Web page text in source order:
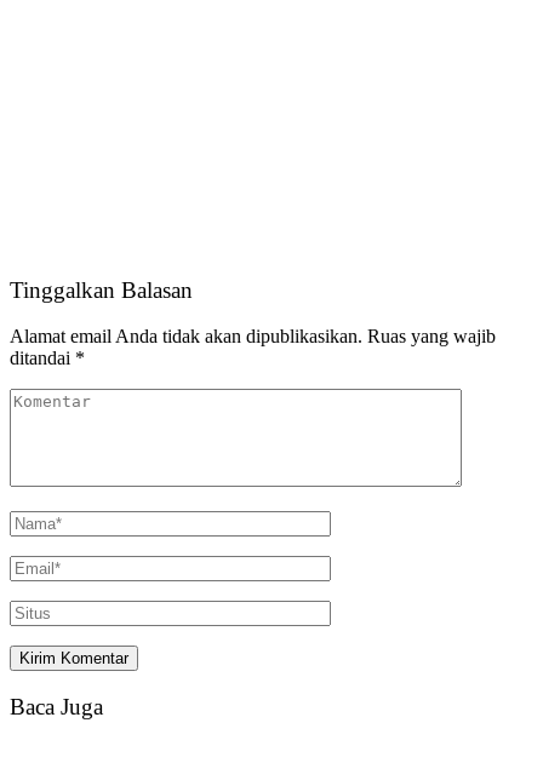
Tinggalkan Balasan
Alamat email Anda tidak akan dipublikasikan. Ruas yang wajib
ditandai *
Baca Juga